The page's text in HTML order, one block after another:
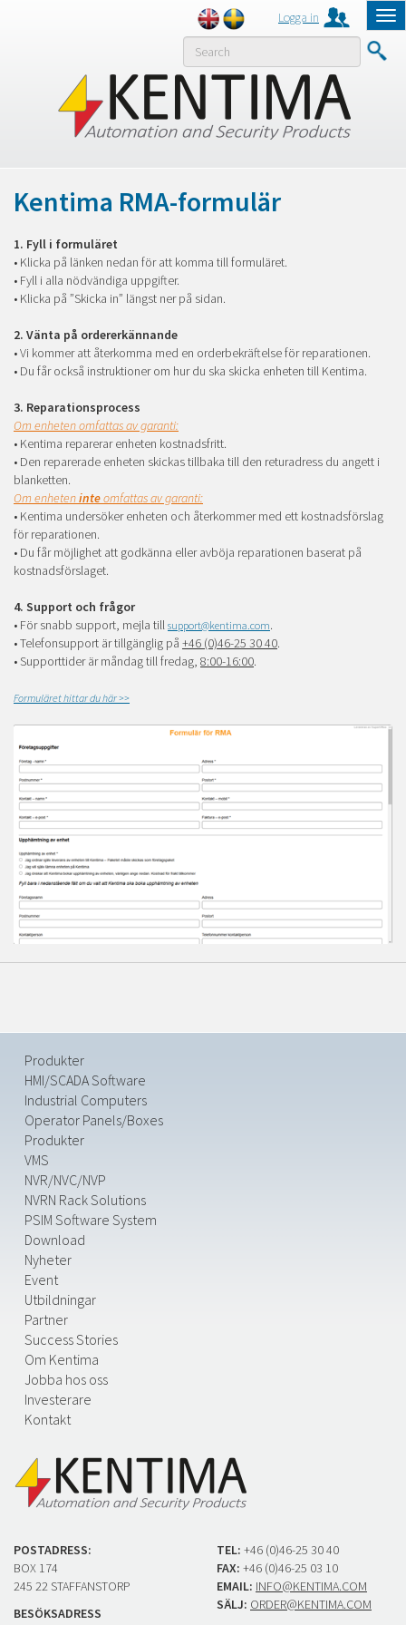
Logga in
MENY
Kentima RMA-formulär
1. Fyll i formuläret
• Klicka på länken nedan för att komma till formuläret.
• Fyll i alla nödvändiga uppgifter.
• Klicka på ”Skicka in” längst ner på sidan.
2. Vänta på ordererkännande
• Vi kommer att återkomma med en orderbekräftelse för reparationen.
• Du får också instruktioner om hur du ska skicka enheten till Kentima.
3. Reparationsprocess
Om enheten omfattas av garanti:
• Kentima reparerar enheten kostnadsfritt.
• Den reparerade enheten skickas tillbaka till den returadress du angett i
blanketten.
Om enheteninteomfattas av garanti:
• Kentima undersöker enheten och återkommer med ett kostnadsförslag
för reparationen.
• Du får möjlighet att godkänna eller avböja reparationen baserat på
kostnadsförslaget.
4. Support och frågor
• För snabb support, mejla till support@kentima.com.
• Telefonsupport är tillgänglig på +46 (0)46-25 30 40.
• Supporttider är måndag till fredag, 8:00-16:00.
Formuläret hittar du här >>
Produkter
HMI/SCADA Software
Industrial Computers
Operator Panels/Boxes
Produkter
VMS
NVR/NVC/NVP
NVRN Rack Solutions
PSIM Software System
Download
Nyheter
Event
Utbildningar
Partner
Success Stories
Om Kentima
Jobba hos oss
Investerare
Kontakt
POSTADRESS:
BOX 174
245 22 STAFFANSTORP
BESÖKSADRESS
TEL: +46 (0)46-25 30 40
FAX: +46 (0)46-25 03 10
EMAIL: INFO@KENTIMA.COM
SÄLJ: ORDER@KENTIMA.COM